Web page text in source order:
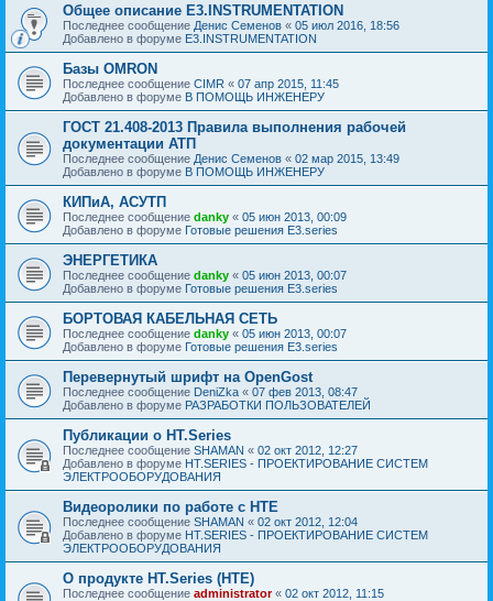
Общее описание E3.INSTRUMENTATION
Последнее сообщение Денис Семенов « 05 июл 2016, 18:56
Добавлено в форуме E3.INSTRUMENTATION
Базы OMRON
Последнее сообщение CIMR « 07 апр 2015, 11:45
Добавлено в форуме В ПОМОЩЬ ИНЖЕНЕРУ
ГОСТ 21.408-2013 Правила выполнения рабочей
документации АТП
Последнее сообщение Денис Семенов « 02 мар 2015, 13:49
Добавлено в форуме В ПОМОЩЬ ИНЖЕНЕРУ
КИПиА, АСУТП
Последнее сообщение danky « 05 июн 2013, 00:09
Добавлено в форуме Готовые решения E3.series
ЭНЕРГЕТИКА
Последнее сообщение danky « 05 июн 2013, 00:07
Добавлено в форуме Готовые решения E3.series
БОРТОВАЯ КАБЕЛЬНАЯ СЕТЬ
Последнее сообщение danky « 05 июн 2013, 00:07
Добавлено в форуме Готовые решения E3.series
Перевернутый шрифт на ОpenGost
Последнее сообщение DeniZka « 07 фев 2013, 08:47
Добавлено в форуме РАЗРАБОТКИ ПОЛЬЗОВАТЕЛЕЙ
Публикации о HT.Series
Последнее сообщение SHAMAN « 02 окт 2012, 12:27
Добавлено в форуме HT.SERIES - ПРОЕКТИРОВАНИЕ СИСТЕМ
ЭЛЕКТРООБОРУДОВАНИЯ
Видеоролики по работе с HTE
Последнее сообщение SHAMAN « 02 окт 2012, 12:04
Добавлено в форуме HT.SERIES - ПРОЕКТИРОВАНИЕ СИСТЕМ
ЭЛЕКТРООБОРУДОВАНИЯ
О продукте НТ.Series (HTE)
Последнее сообщение administrator« 02 окт 2012, 11:15